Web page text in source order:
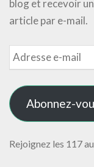
blog et recevoir
article par e-mail.
Adresse
e-
mail
Abonnez-
Rejoignez les 117